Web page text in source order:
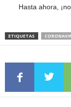
Hasta ahora,
ETIQUETAS